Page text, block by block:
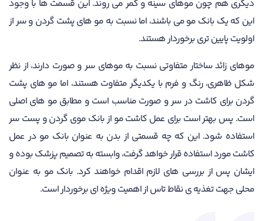
دیگری هم چون موهای سینه و کمر می روند. این قسمت ها با وجود
این که یک بانک مو می باشند، اما نسبت به مو های پشت گردن و سر از
اولویت پایین تری برخوردار هستند.
موهای زائد ساختار متفاوتی نسبت به موهای سر و صورت دارند، از نظر
شکل ظاهری، رنگ و فرم با یکدیگر متفاوت هستند، اما مو های پشت
گردن برای کاشت در سر و صورت مناسب است و مطابق مو های اصلی
است. پس بهتر است برای عمل کاشت مو از بانک موی گردن و پست سر
استفاده شود. این که چه قسمتی از بدن به عنوان بانک مو در عمل
کاشت مورد استفاده قرار خواهد گرفت، وابسته به تصمیم پزشک بوده و
ایشان پس از بررسی های لازم اقدام خواهند کرد. بانک مو به عنوان
محلی جهت تغذیه ی نقاط تاس از اهمیت ویژه ای برخوردار است.